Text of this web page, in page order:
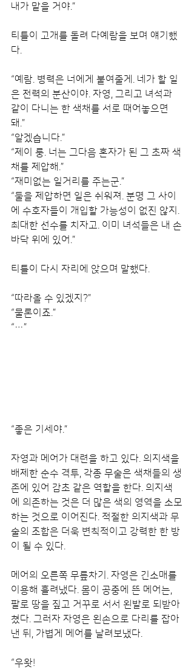
내가 맡을 거야.”
티틀이 고개를 돌려 다예람을 보며 얘기했
다.
“예람. 병력은 너에게 붙여줄게. 네가 할 일
은 전력의 분산이야. 자영, 그리고 녀석과
같이 다니는 한 색채를 서로 때어놓으면
돼.”
“알겠습니다.”
“제이 룽. 너는 그다음 혼자가 된 그 초짜 색
채를 제압해.”
“재미없는 일거리를 주는군.”
“둘을 제압하면 일은 쉬워져. 분명 그 사이
에 수호자들이 개입할 가능성이 없진 않지.
최대한 선수를 치자고. 이미 녀석들은 내 손
바닥 위에 있어.”
티틀이 다시 자리에 앉으며 말했다.
“따라올 수 있겠지?”
“물론이죠.”
“…”
“좋은 기세야.”
자영과 메어가 대련을 하고 있다. 의지색을
배제한 순수 격투, 각종 무술은 색채들의 생
존에 있어 감초 같은 역할을 한다. 의지색
에 의존하는 것은 더 많은 색의 영역을 소모
하는 것으로 이어진다. 적절한 의지색과 무
술의 조합은 더욱 변칙적이고 강력한 한 방
이 될 수 있다.
메어의 오른쪽 무릎차기. 자영은 긴소매를
이용해 흘려냈다. 몸이 공중에 뜬 메어는,
팔로 땅을 짚고 거꾸로 서서 왼발로 되받아
쳤다. 그러자 자영은 왼손으로 다리를 잡아
낸 뒤, 가볍게 메어를 날려보냈다.
“우왓!